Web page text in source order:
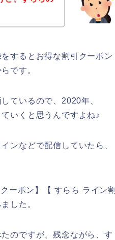
するとお得な割引クーポン
です。
ているので、2020年、
いくと思うんですよね♪
ンなどで配信していたら、
ーポン】【 すらら ライン割
した。
のですが、残念ながら、す